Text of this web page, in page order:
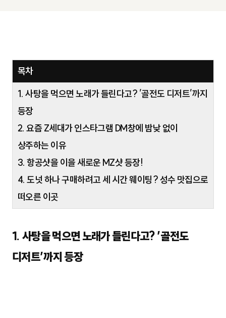
목차
1. 사탕을 먹으면 노래가 들린다고? ’골전도 디저트’까지
등장
2. 요즘 Z세대가 인스타그램 DM창에 밤낮 없이
상주하는 이유
3. 항공샷을 이을 새로운 MZ샷 등장!
4. 도넛 하나 구매하려고 세 시간 웨이팅? 성수 맛집으로
떠오른 이곳
1. 사탕을 먹으면 노래가 들린다고? ’골전도
디저트’까지 등장